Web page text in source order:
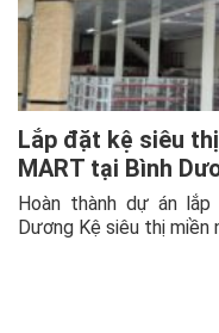
Lắp đặt kệ siêu
MART tại Bình
Hoàn thành dự án
Dương Kệ siêu thị miền